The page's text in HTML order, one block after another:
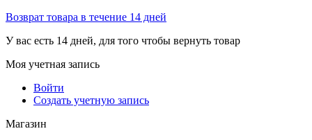
Возврат товара в течение 14 дней
У вас есть 14 дней, для того чтобы вернуть товар
Моя учетная запись
Войти
Создать учетную запись
Магазин